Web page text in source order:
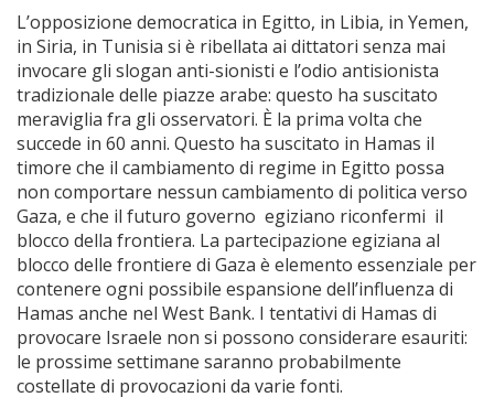
L’opposizione democratica in Egitto, in Libia, in Yemen,
in Siria, in Tunisia si è ribellata ai dittatori senza mai
invocare gli slogan anti-sionisti e l’odio antisionista
tradizionale delle piazze arabe: questo ha suscitato
meraviglia fra gli osservatori. È la prima volta che
succede in 60 anni. Questo ha suscitato in Hamas il
timore che il cambiamento di regime in Egitto possa
non comportare nessun cambiamento di politica verso
Gaza, e che il futuro governo egiziano riconfermi il
blocco della frontiera. La partecipazione egiziana al
blocco delle frontiere di Gaza è elemento essenziale per
contenere ogni possibile espansione dell’influenza di
Hamas anche nel West Bank. I tentativi di Hamas di
provocare Israele non si possono considerare esauriti:
le prossime settimane saranno probabilmente
costellate di provocazioni da varie fonti.